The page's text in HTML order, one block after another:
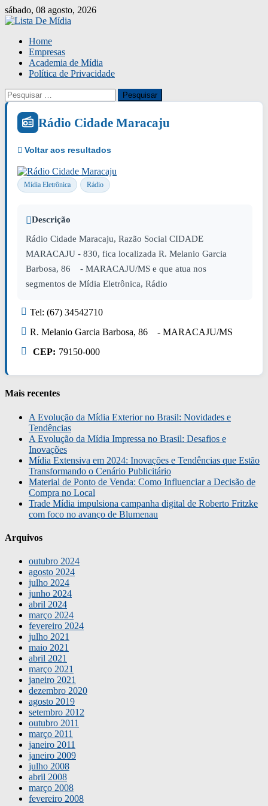
Skip
to
sábado, 08 agosto, 2026
Home
Empresas
Academia de Mídia
Política de Privacidade
Pesquisar
por:
Rádio Cidade Maracaju
Mídia Eletrônica Rádio
Descrição
Rádio Cidade Maracaju, Razão Social CIDADE
MARACAJU - 830, fica localizada R. Melanio Garcia
Barbosa, 86 - MARACAJU/MS e que atua nos
segmentos de Mídia Eletrônica, Rádio
Tel: (67) 34542710
R. Melanio Garcia Barbosa, 86 - MARACAJU/MS
CEP: 79150-000
Mais recentes
A Evolução da Mídia Exterior no Brasil: Novidades e
Tendências
A Evolução da Mídia Impressa no Brasil: Desafios e
Inovações
Mídia Extensiva em 2024: Inovações e Tendências que Estão
Transformando o Cenário Publicitário
Material de Ponto de Venda: Como Influenciar a Decisão de
Compra no Local
Trade Mídia impulsiona campanha digital de Roberto Fritzke
com foco no avanço de Blumenau
Arquivos
outubro 2024
agosto 2024
julho 2024
junho 2024
abril 2024
março 2024
fevereiro 2024
julho 2021
maio 2021
abril 2021
março 2021
janeiro 2021
dezembro 2020
agosto 2019
setembro 2012
outubro 2011
março 2011
janeiro 2011
janeiro 2009
julho 2008
abril 2008
março 2008
fevereiro 2008